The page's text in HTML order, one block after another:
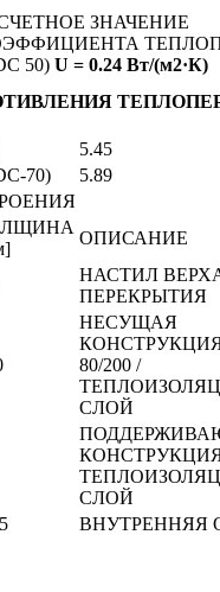
ЗНАЧЕНИЕ
50) U = 0.24 Вт/(м2·К)
5.45
70)
5.89
ОПИСАНИЕ
НАСТИЛ
ПЕРЕКРЫТИЯ
НЕСУЩАЯ
80/200 /
СЛОЙ
СЛОЙ
ВНУТРЕННЯЯ